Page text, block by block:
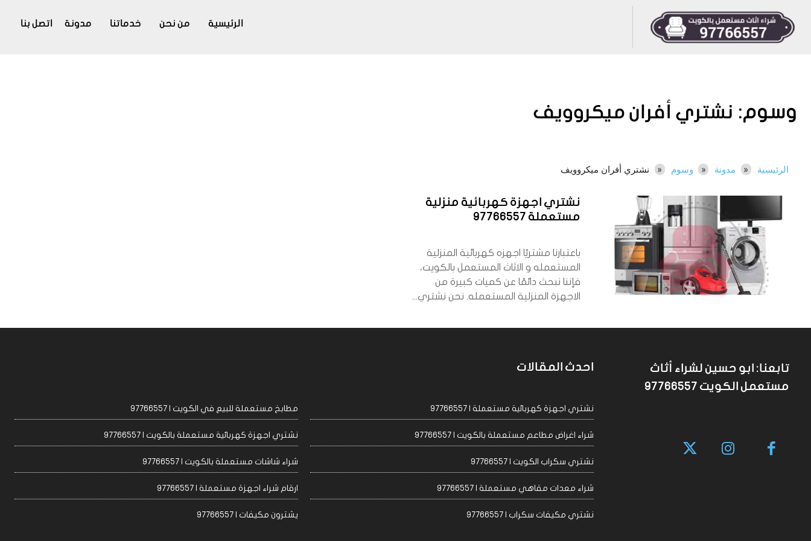
الرئيسية من نحن خدماتنا مدونة اتصل بنا
وسوم: نشتري أفران ميكروويف
الرئيسية مدونة وسوم نشتري أفران ميكروويف
نشتري اجهزة كهربائية منزلية
مستعملة 97766557
باعتبارنا مشتريًا اجهزه كهربائية المنزلية
المستعمله و الاثاث المستعمل بالكويت،
فإننا نبحث دائمًا عن كميات كبيرة من
الاجهزة المنزلية المستعمله. نحن نشتري...
احدث المقالات
نشتري اجهزة كهربائية مستعملة | 97766557 مطابخ مستعملة للبيع في الكويت | 97766557
شراء اغراض مطاعم مستعملة بالكويت | 97766557 نشتري اجهزة كهربائية مستعملة بالكويت | 97766557
نشتري سكراب الكويت | 97766557 شراء شاشات مستعملة بالكويت | 97766557
شراء معدات مقاهي مستعملة | 97766557 ارقام شراء اجهزة مستعملة | 97766557
نشتري مكيفات سكراب | 97766557 يشترون مكيفات | 97766557
تابعنا: ابو حسين لشراء أثاث
مستعمل الكويت 97766557